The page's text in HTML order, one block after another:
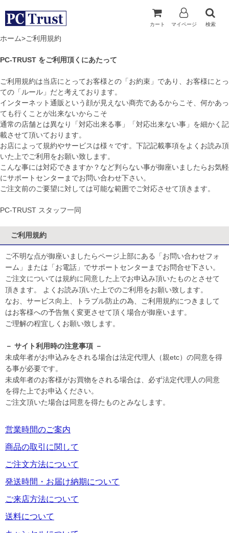
カート マイページ 検索
ホーム>ご利用規約
PC-TRUST をご利用頂くにあたって
ご利用規約は当店にとってお客様との「お約束」であり、お客様にとっ
ての「ルール」だと考えております。
インターネット通販という顔が見えない商売であるからこそ、何かあっ
ても行くことが出来ないからこそ
通常の店舗とは異なり「対応出来る事」「対応出来ない事」を細かく記
載させて頂いております。
お店によって規約やサービスは様々です。下記記載事項をよくお読み頂
いた上でご利用をお願い致します。
こんな事には対応できますか？など判らない事が御座いましたらお気軽
にサポートセンターまでお問い合わせ下さい。
ご注文前のご要望に対しては可能な範囲でご対応させて頂きます。
PC-TRUST スタッフ一同
ご利用規約
ご不明な点が御座いましたらページ上部にある「お問い合わせフォ
ーム」または「お電話」でサポートセンターまでお問合せ下さい。
ご注文については規約に同意した上でお申込み頂いたものとさせて
頂きます。 よくお読み頂いた上でのご利用をお願い致します。
なお、サービス向上、トラブル防止の為、ご利用規約につきまして
はお客様への予告無く変更させて頂く場合が御座います。
ご理解の程宜しくお願い致します。
－ サイト利用時の注意事項 －
未成年者がお申込みをされる場合は法定代理人（親etc）の同意を得
る事が必要です。
未成年者のお客様がお買物をされる場合は、必ず法定代理人の同意
を得た上でお申込ください。
ご注文頂いた場合は同意を得たものとみなします。
営業時間のご案内
商品の取引に関して
ご注文方法について
発送時間・お届け納期について
ご来店方法について
送料について